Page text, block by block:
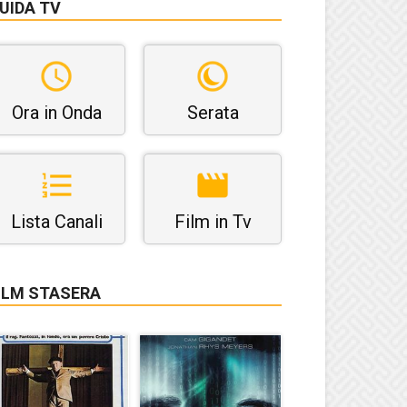
TV
Ora in Onda Serata
Lista Canali Film in Tv
STASERA